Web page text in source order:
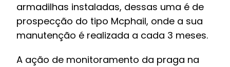
armadilhas instaladas, dessas uma é de
prospecção do tipo Mcphail, onde a sua
manutenção é realizada a cada 3 meses.
A ação de monitoramento da praga na